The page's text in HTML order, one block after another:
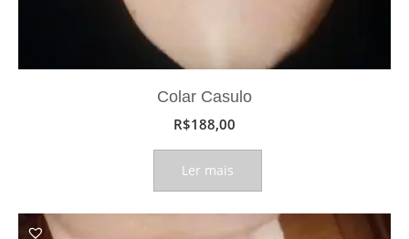
Colar Casulo
R$188,00
Ler mais